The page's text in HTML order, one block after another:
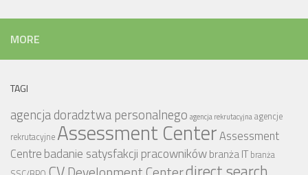
MORE
TAGI
agencja doradztwa personalnego agencja rekrutacyjnaagencje
rekrutacyjne Assessment CenterAssessment
Centre badanie satysfakcji pracownikówbranża IT branża